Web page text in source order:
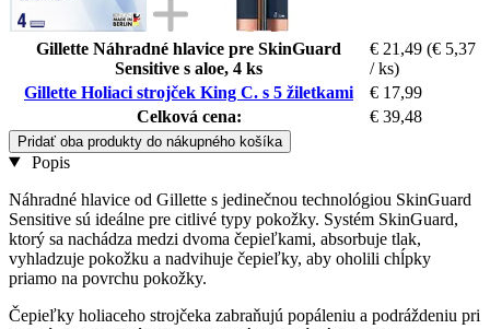
Gillette Náhradné hlavice pre SkinGuard
Sensitive s aloe, 4 ks
€ 21,49 (€ 5,37
/ ks)
Gillette Holiaci strojček King C. s 5 žiletkami
€ 17,99
Celková cena:
€ 39,48
Pridať oba produkty do nákupného košíka
Popis
Náhradné hlavice od Gillette s jedinečnou technológiou SkinGuard
Sensitive sú ideálne pre citlivé typy pokožky. Systém SkinGuard,
ktorý sa nachádza medzi dvoma čepieľkami, absorbuje tlak,
vyhladzuje pokožku a nadvihuje čepieľky, aby oholili chĺpky
priamo na povrchu pokožky.
Čepieľky holiaceho strojčeka zabraňujú popáleniu a podráždeniu pri